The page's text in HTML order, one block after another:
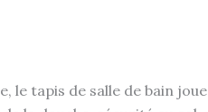
le tapis de salle de bain